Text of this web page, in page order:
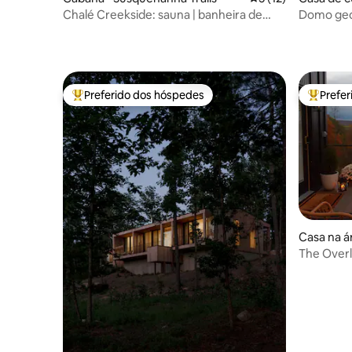
Chalé Creekside: sauna | banheira de
Domo
Entre os melhores preferidos dos hóspedes
Preferido dos hóspedes Entre
Casa na
The